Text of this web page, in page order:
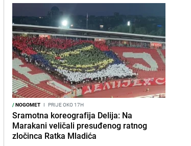
/NOGOMET I PRIJE OKO 17H
Sramotna koreografija Delija: Na
Marakani veličali presuđenog ratnog
zločinca Ratka Mladića